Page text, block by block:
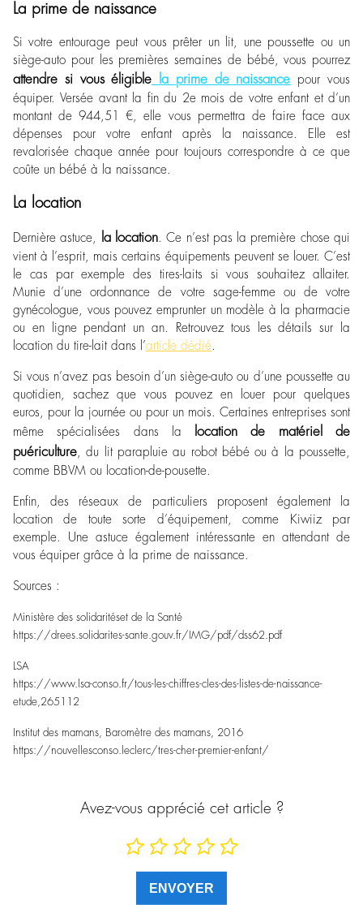
La prime de naissance
Si votre entourage peut vous prêter un lit, une poussette ou un
siège-auto pour les premières semaines de bébé, vous pourrez
attendre si vous éligible la prime de naissance pour vous
équiper. Versée avant la fin du 2e mois de votre enfant et d’un
montant de 944,51 €, elle vous permettra de faire face aux
dépenses pour votre enfant après la naissance. Elle est
revalorisée chaque année pour toujours correspondre à ce que
coûte un bébé à la naissance.
La location
Dernière astuce, la location. Ce n’est pas la première chose qui
vient à l’esprit, mais certains équipements peuvent se louer. C’est
le cas par exemple des tires-laits si vous souhaitez allaiter.
Munie d’une ordonnance de votre sage-femme ou de votre
gynécologue, vous pouvez emprunter un modèle à la pharmacie
ou en ligne pendant un an. Retrouvez tous les détails sur la
location du tire-lait dans l’article dédié.
Si vous n’avez pas besoin d’un siège-auto ou d’une poussette au
quotidien, sachez que vous pouvez en louer pour quelques
euros, pour la journée ou pour un mois. Certaines entreprises sont
même spécialisées dans la
location de matériel de
puériculture, du lit parapluie au robot bébé ou à la poussette,
comme BBVM ou location-de-pousette.
Enfin, des réseaux de particuliers proposent également la
location de toute sorte d’équipement, comme
Kiwiiz
par
exemple. Une astuce également intéressante en attendant de
vous équiper grâce à la prime de naissance.
Sources :
Ministère des solidaritéset de la Santé
https://drees.solidarites-sante.gouv.fr/IMG/pdf/dss62.pdf
LSA
https://www.lsa-conso.fr/tous-les-chiffres-cles-des-listes-de-naissance-
etude,265112
Institut des mamans, Baromètre des mamans, 2016
https://nouvellesconso.leclerc/tres-cher-premier-enfant/
Avez-vous apprécié cet article ?